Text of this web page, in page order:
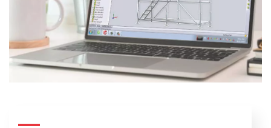
la résistance et la stabilité.
Inspection par simulation :Les pièces et leurs
dimensions sont vérifiées afin de garantir une
compatibilité précise.
Certifications :Certifié EN1090, CE, ISO9001 et